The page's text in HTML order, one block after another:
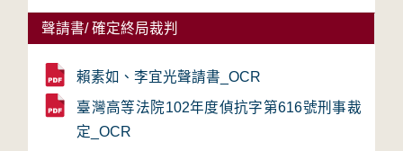
聲請書/ 確定終局裁判
賴素如、李宜光聲請書_OCR
臺灣高等法院102年度偵抗字第616號刑事裁
定_OCR